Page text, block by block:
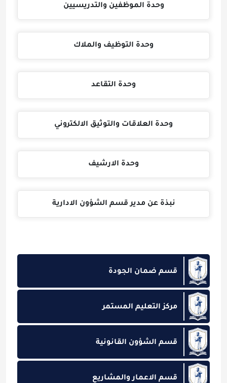
وحدة الموظفين والتدريسيين
وحدة التوظيف والملاك
وحدة التقاعد
وحدة العلاقات والتوثيق الالكتروني
وحدة الارشيف
نبذة عن مدير قسم الشؤون الادارية
قسم ضمان الجودة
مركز التعليم المستمر
قسم الشؤون القانونية
قسم الاعمار والمشاريع